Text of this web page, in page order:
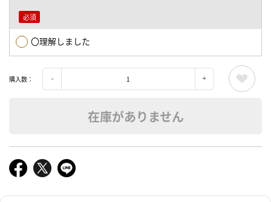
〇理解しました
購入数：
在庫がありません